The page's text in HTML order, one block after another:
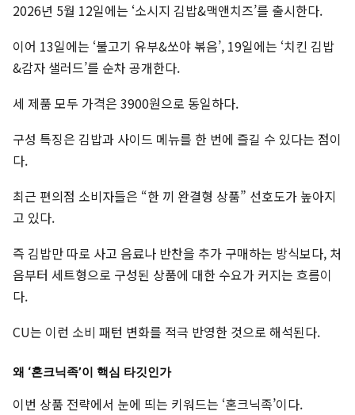
2026년 5월 12일에는 ‘소시지 김밥&맥앤치즈’를 출시한다.
이어 13일에는 ‘불고기 유부&쏘야 볶음’, 19일에는 ‘치킨 김밥
&감자 샐러드’를 순차 공개한다.
세 제품 모두 가격은 3900원으로 동일하다.
구성 특징은 김밥과 사이드 메뉴를 한 번에 즐길 수 있다는 점이
다.
최근 편의점 소비자들은 “한 끼 완결형 상품” 선호도가 높아지
고 있다.
즉 김밥만 따로 사고 음료나 반찬을 추가 구매하는 방식보다, 처
음부터 세트형으로 구성된 상품에 대한 수요가 커지는 흐름이
다.
CU는 이런 소비 패턴 변화를 적극 반영한 것으로 해석된다.
왜 ‘혼크닉족’이 핵심 타깃인가
이번 상품 전략에서 눈에 띄는 키워드는 ‘혼크닉족’이다.